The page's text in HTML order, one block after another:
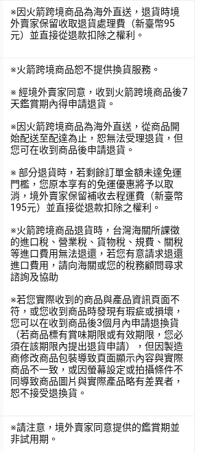
※因火箭跨境商品為海外直送，退貨時境
外賣家保留收取退貨處理費（新臺幣95
元）並直接從退款扣除之權利。
※火箭跨境商品恕不提供換貨服務。
※ 經境外賣家同意，收到火箭跨境商品後7
天鑑賞期內得申請退貨。
※因火箭跨境商品為海外直送，從商品開
始配送至配達為止，恕無法受理退貨，但
您可在收到商品後申請退貨。
※ 部分退貨時，若剩餘訂單金額未達免運
門檻，您原本享有的免運優惠將予以取
消，境外賣家保留補收去程運費（新臺幣
195元）並直接從退款扣除之權利。
※火箭跨境商品退貨時，台灣海關所課徵
的進口稅、營業稅、貨物稅、規費、關稅
等進口費用無法退還，若您有意請求退還
進口費用，請向海關或您的稅務顧問尋求
諮詢及協助
※若您實際收到的商品與產品資訊頁面不
符，或您收到商品時發現有瑕疵或損壞，
您可以在收到商品後3個月內申請退換貨
（若商品標有賞味期限或有效期限，您必
須在該期限內提出退貨申請），但因製造
商修改商品包裝導致頁面顯示內容與實際
商品不一致，或因螢幕設定或拍攝條件不
同導致商品圖片與實際產品略有差異者，
恕不接受退換貨。
※請注意，境外賣家同意提供的鑑賞期並
非試用期。